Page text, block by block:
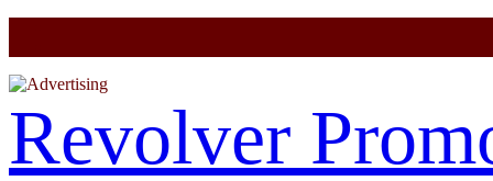
Revolver